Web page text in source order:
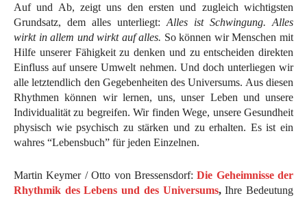
Auf und Ab, zeigt uns den ersten und zugleich wichtigsten
Grundsatz, dem alles unterliegt: Alles ist Schwingung. Alles
wirkt in allem und wirkt auf alles. So können wir Menschen mit
Hilfe unserer Fähigkeit zu denken und zu entscheiden direkten
Einfluss auf unsere Umwelt nehmen. Und doch unterliegen wir
alle letztendlich den Gegebenheiten des Universums. Aus diesen
Rhythmen können wir lernen, uns, unser Leben und unsere
Individualität zu begreifen. Wir finden Wege, unsere Gesundheit
physisch wie psychisch zu stärken und zu erhalten. Es ist ein
wahres “Lebensbuch” für jeden Einzelnen.
Martin Keymer / Otto von Bressensdorf:Die Geheimnisse der
Rhythmik des Lebens und des Universums,Ihre Bedeutung